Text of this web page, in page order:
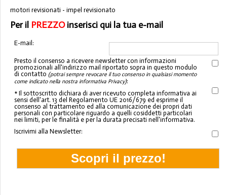
motori revisionati - impel revisionato
Per il PREZZOinserisci qui la tua e-mail
E-mail:
Presto il consenso a ricevere newsletter con informazioni
promozionali all'indirizzo mail riportato sopra in questo modulo
di contatto (potrai sempre revocare il tuo consenso in qualsiasi momento
come indicato nella nostra informativa Privacy):
* Il sottoscritto dichiara di aver ricevuto completa informativa ai
sensi dell'art. 13 del Regolamento UE 2016/679 ed esprime il
consenso al trattamento ed alla comunicazione dei propri dati
personali con particolare riguardo a quelli cosiddetti particolari
nei limiti, per le finalità e per la durata precisati nell'informativa.
Iscrivimi alla Newsletter: